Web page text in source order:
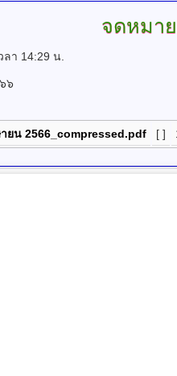
จดหมา
า 14:29 น.
๖
ยน 2566_compressed.pdf [ ]